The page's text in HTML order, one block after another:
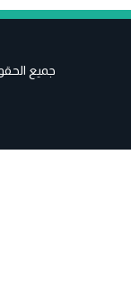
جميع